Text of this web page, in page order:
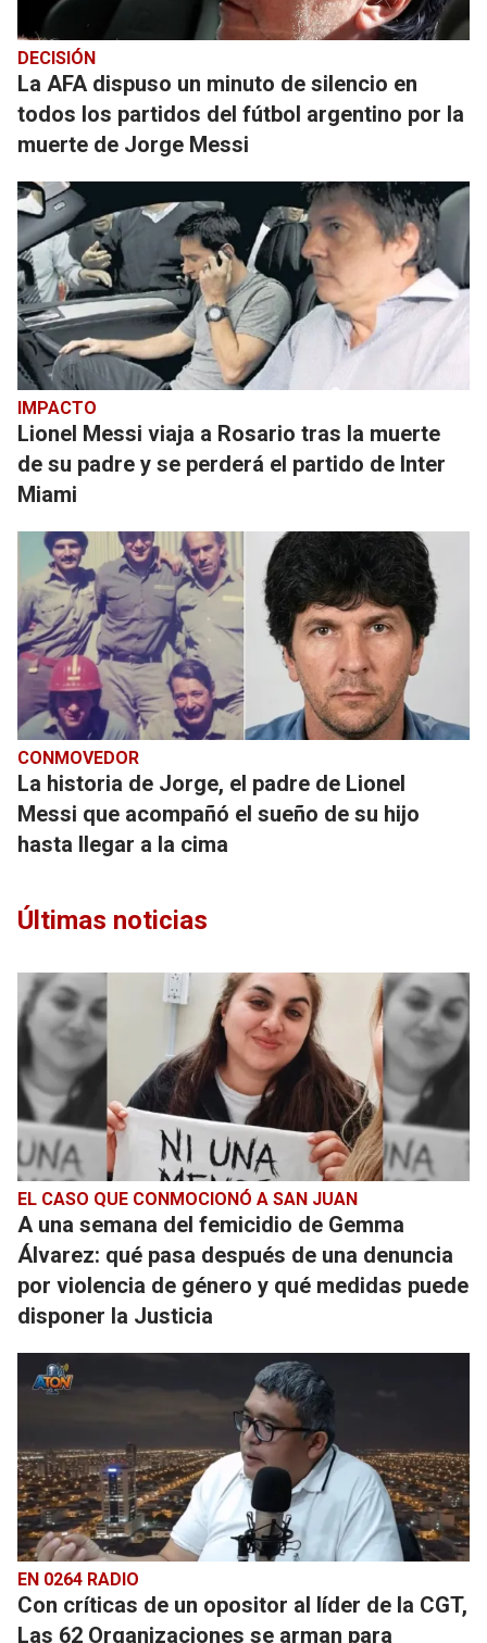
DECISIÓN
La AFA dispuso un minuto de silencio en
todos los partidos del fútbol argentino por la
muerte de Jorge Messi
IMPACTO
Lionel Messi viaja a Rosario tras la muerte
de su padre y se perderá el partido de Inter
Miami
CONMOVEDOR
La historia de Jorge, el padre de Lionel
Messi que acompañó el sueño de su hijo
hasta llegar a la cima
Últimas noticias
EL CASO QUE CONMOCIONÓ A SAN JUAN
A una semana del femicidio de Gemma
Álvarez: qué pasa después de una denuncia
por violencia de género y qué medidas puede
disponer la Justicia
EN 0264 RADIO
Con críticas de un opositor al líder de la CGT,
Las 62 Organizaciones se arman para